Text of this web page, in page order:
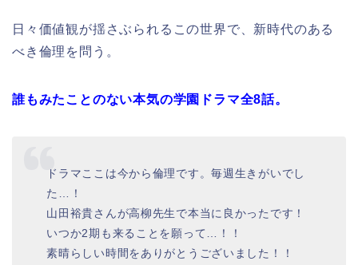
日々価値観が揺さぶられるこの世界で、新時代のある
べき倫理を問う。
誰もみたことのない本気の学園ドラマ全8話。
ドラマここは今から倫理です。毎週生きがいでし
た…！
山田裕貴さんが高柳先生で本当に良かったです！
いつか2期も来ることを願って…！！
素晴らしい時間をありがとうございました！！